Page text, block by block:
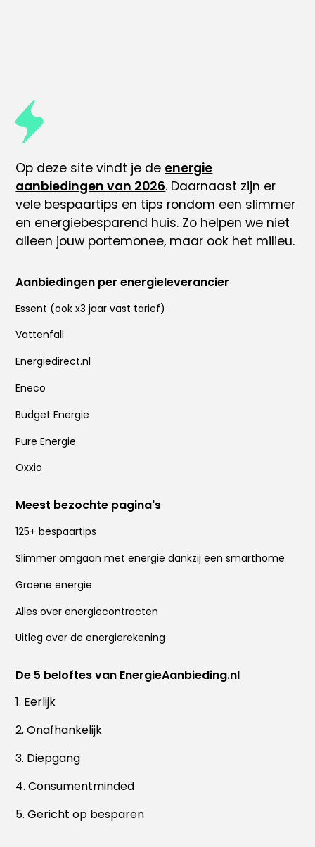
Op deze site vindt je de energie
aanbiedingen van 2026. Daarnaast zijn er
vele bespaartips en tips rondom een slimmer
en energiebesparend huis. Zo helpen we niet
alleen jouw portemonee, maar ook het milieu.
Aanbiedingen per energieleverancier
Essent (ook x3 jaar vast tarief)
Vattenfall
Energiedirect.nl
Eneco
Budget Energie
Pure Energie
Oxxio
Meest bezochte pagina's
125+ bespaartips
Slimmer omgaan met energie dankzij een smarthome
Groene energie
Alles over energiecontracten
Uitleg over de energierekening
De 5 beloftes van EnergieAanbieding.nl
1. Eerlijk
2. Onafhankelijk
3. Diepgang
4. Consumentminded
5. Gericht op besparen